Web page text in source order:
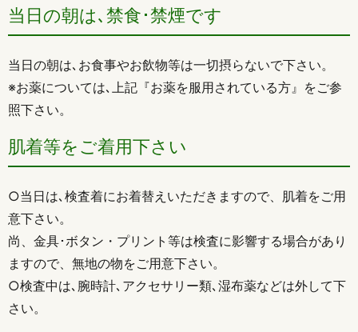
当日の朝は､禁食･禁煙です
当日の朝は､お食事やお飲物等は一切摂らないで下さい。
※お薬については､上記『お薬を服用されている方』をご参
照下さい。
肌着等をご着用下さい
○当日は､検査着にお着替えいただきますので、肌着をご用
意下さい。
尚、金具･ボタン・プリント等は検査に影響する場合があり
ますので、無地の物をご用意下さい。
○検査中は､腕時計､アクセサリー類､湿布薬などは外して下
さい。